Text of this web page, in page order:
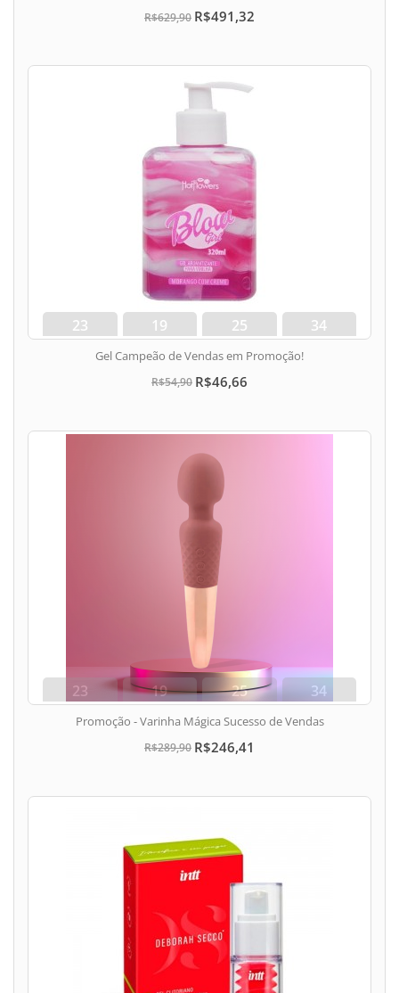
R$629,90 R$491,32
23
dias
19
hora
25
min
33
seg
Gel Campeão de Vendas em Promoção!
R$54,90 R$46,66
23
dias
19
hora
25
min
33
seg
Promoção - Varinha Mágica Sucesso de Vendas
R$289,90 R$246,41